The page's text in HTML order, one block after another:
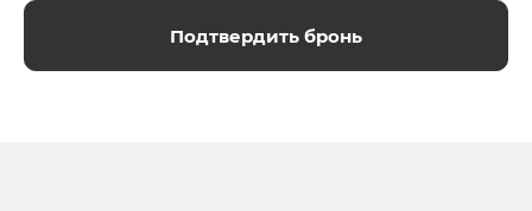
Подтвердить бронь